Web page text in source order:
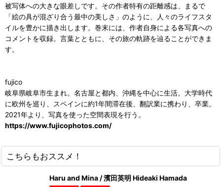
被写体への大きな眼差しです。その作者特有の距離感は、まるで
「絵の具が混ざり合う最中の美しさ」のように、人々のライフスタ
イルを豊かに描き出します。巻末には、作者自身による各写真への
コメントを収録。言葉とともに、その旅の軌跡を辿ることができま
す。
fujico
岐阜県岐阜市生まれ。名古屋と都内、沖縄を中心に生活。大学時代
に欧州を巡り、スペインに約1年間滞在後、翻訳業に携わり、卒業。
2021年より、写真を使った空間表現を行う。
https://www.fujicophotos.com/
こちらもおススメ！
Haru and Mina / 濱田英明 Hideaki Hamada